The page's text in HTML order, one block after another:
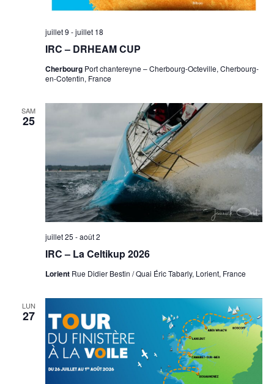
IRC – DRHEAM CUP
juillet 9 -juillet 18
Cherbourg Port chantereyne – Cherbourg-Octeville, Cherbourg-
en-Cotentin, France
SAM
25
IRC – La Celtikup 2026
juillet 25 -août 2
Lorient Rue Didier Bestin / Quai Éric Tabarly, Lorient, France
LUN
27